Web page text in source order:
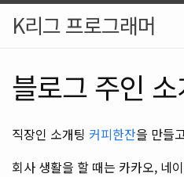
K리그 프로그래머
블로그 주인 소
직장인 소개팅 커피한잔을 만들
회사 생활을 할 때는 카카오, 네